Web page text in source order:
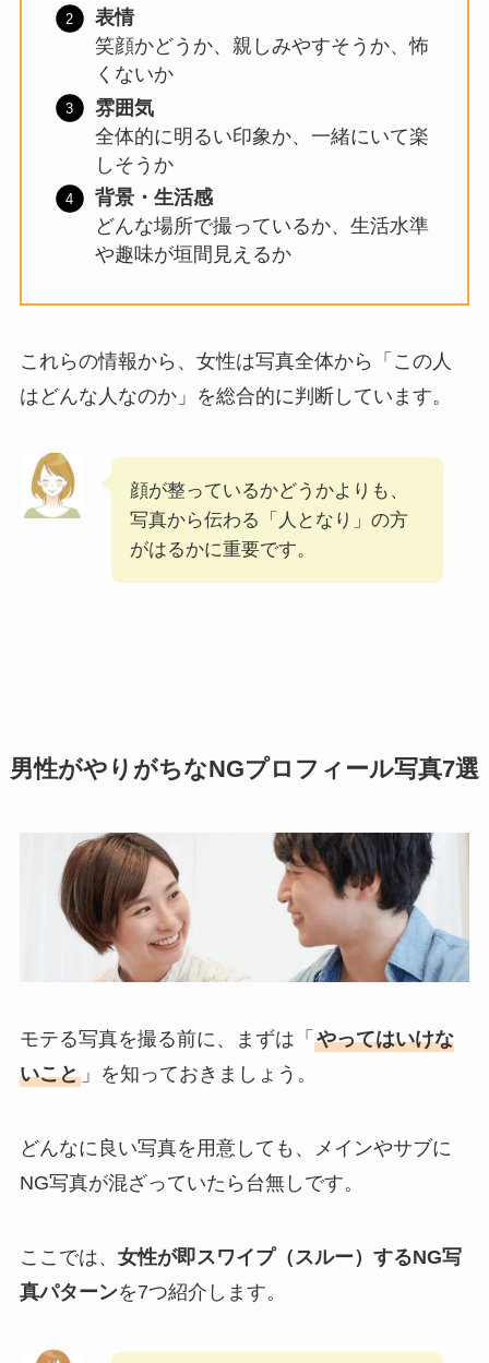
表情
笑顔かどうか、親しみやすそうか、怖
くないか
雰囲気
全体的に明るい印象か、一緒にいて楽
しそうか
背景・生活感
どんな場所で撮っているか、生活水準
や趣味が垣間見えるか
これらの情報から、女性は写真全体から「この人
はどんな人なのか」を総合的に判断しています。
顔が整っているかどうかよりも、
写真から伝わる「人となり」の方
がはるかに重要です。
男性がやりがちなNGプロフィール写真7選
モテる写真を撮る前に、まずは「 やってはいけな
いこと」を知っておきましょう。
どんなに良い写真を用意しても、メインやサブに
NG写真が混ざっていたら台無しです。
ここでは、 女性が即スワイプ（スルー）するNG写
真パターンを7つ紹介します。